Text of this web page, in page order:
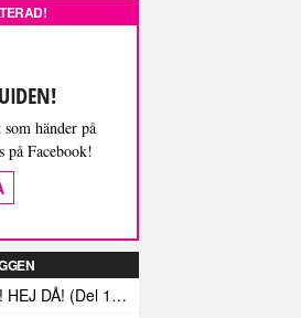
händer på
på Facebook!
Avsnitt 211! Sista avsnittet! HEJ DÅ! (Del 1 och 2)